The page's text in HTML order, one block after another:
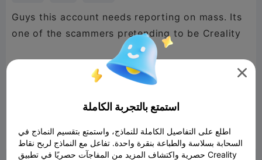
Guys this account needs reporting on mass. Its
one of the scammers pretending to be Creality
Creality Cloud Print Different -
【CrеalityClоudSuppоrt】personal page
homepage/3212381885
 ابلاغ  3 

استمتع بالتجربة الكاملة
اطلع على التفاصيل الكاملة للنماذج، واستمتع بتقسيم النماذج في
السحابة بسلاسة والطباعة بنقرة واحدة. تفاعل مع النماذج لربح نقاط
حصرية واكتشاف المزيد من المفاجآت حصريًا في تطبيق Creality